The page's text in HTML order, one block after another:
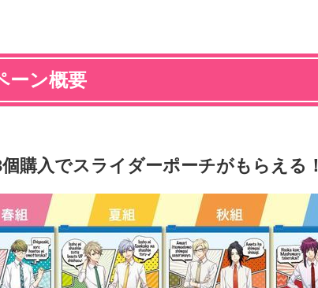
ーン概要
購入でスライダーポーチがもらえる！